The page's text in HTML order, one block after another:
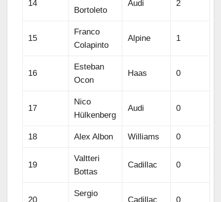
14
Bortoleto
Audi 2
15
Franco
Colapinto
Alpine 1
16
Esteban
Ocon
Haas 0
17
Nico
Hülkenberg
Audi 0
18 Alex Albon Williams 0
19
Valtteri
Bottas
Cadillac 0
20
Sergio
Cadillac 0